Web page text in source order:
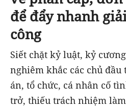
để đẩy nhanh
công
Siết chặt kỷ luật, kỷ
nghiêm khắc các chủ
án, tổ chức, cá nhân cố
trở, thiếu trách nhiệm